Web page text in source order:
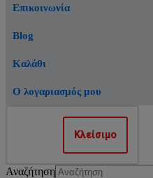
Επικοινωνία
Blog
Καλάθι
Ο λογαριασμός μου
Αναζήτηση